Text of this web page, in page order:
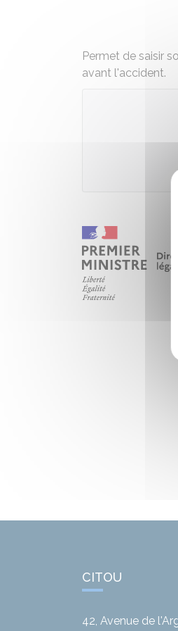
Permet de saisir
avant l'accident.
CITOU
42, Avenue de